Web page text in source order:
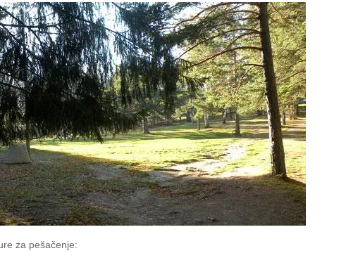
za pešačenje: